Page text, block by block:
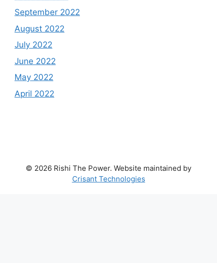
September 2022
August 2022
July 2022
June 2022
May 2022
April 2022
© 2026 Rishi The Power. Website maintained by
Crisant Technologies